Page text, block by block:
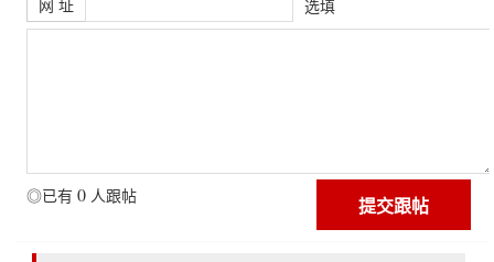
网 址 选填
◎已有 0 人跟帖